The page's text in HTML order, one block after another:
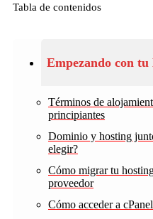
Empezando con tu
Términos de
principiantes
Dominio y hosting
elegir?
Cómo migrar tu
proveedor
Cómo acceder a
Tabla de contenidos